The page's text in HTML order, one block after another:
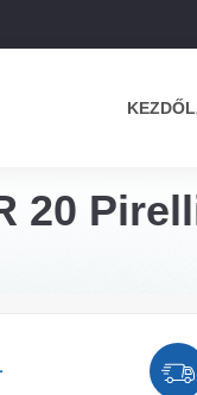
20